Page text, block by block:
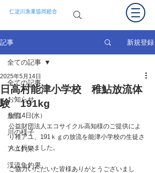
仁淀川漁業協同組合
記事 新規登録
全ての記事
お知らせ
放流
川の様子
アユ釣果
渓流魚釣果
全ての記事
日高村能津小学校 稚鮎放流体
験 191kg
2025年5月14日
5月14日(水）
公益財団法人エコサイクル高知様のご提供によ
り稚アユ、191ｋｇの放流を能津小学校の生徒さ
んと行いました。
ご協力いただいた皆様ありがとうございまし